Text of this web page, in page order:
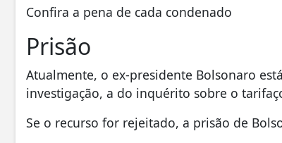
Confira a pena de cada condenado
Prisão
Atualmente, o ex-presidente Bolsonaro
investigação, a do inquérito sobre o
Se o recurso for rejeitado, a prisão de